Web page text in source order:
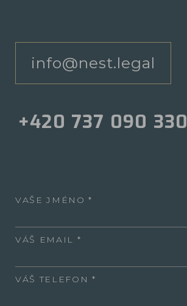
info@nest.legal
+420 737 090 330
VAŠE JMÉNO
VÁŠ EMAIL
VÁŠ TELEFON